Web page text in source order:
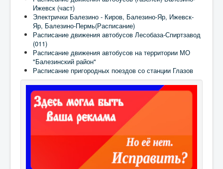
Ижевск (част)
Электрички Балезино - Киров, Балезино-Яр, Ижевск-
Яр, Балезино-Пермь(Расписание)
Расписание движения автобусов Лесобаза-Спиртзавод
(011)
Расписание движения автобусов на территории МО
"Балезинский район"
Расписание пригородных поездов со станции Глазов